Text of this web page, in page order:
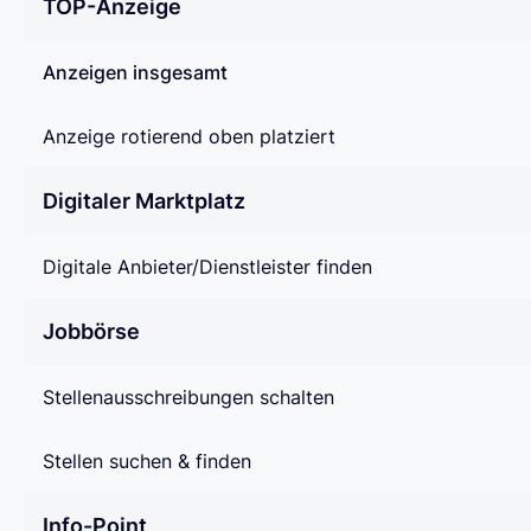
TOP-Anzeige
Anzeigen insgesamt
Anzeige rotierend oben platziert
Digitaler Marktplatz
Digitale Anbieter/Dienstleister finden
Jobbörse
Stellenausschreibungen schalten
Stellen suchen & finden